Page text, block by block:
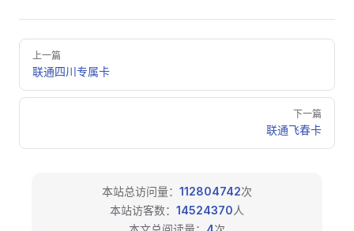
Pager
上一篇
联通四川专属卡
下一篇
联通飞春卡
本站总访问量： 112804742次
本站访客数： 14524370人